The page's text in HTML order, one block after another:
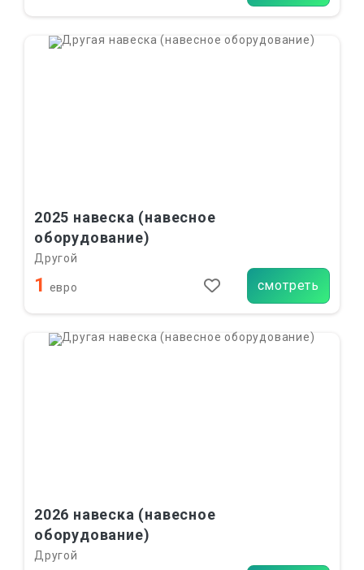
2025 навеска (навесное
оборудование)
Другой
1 евро смотреть
2026 навеска (навесное
оборудование)
Другой